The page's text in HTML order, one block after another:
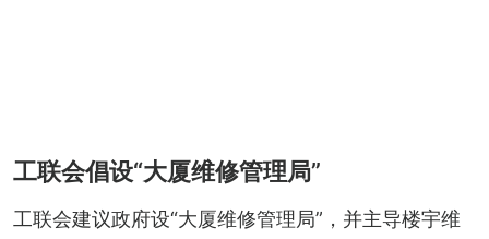
工联会倡设“大厦维修管理局”
工联会建议政府设“大厦维修管理局”，并主导楼宇维